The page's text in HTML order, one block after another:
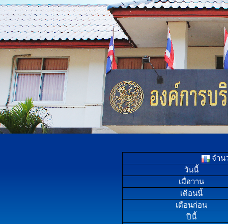
จำน
วันนี้
เมื่อวาน
เดือนนี้
เดือนก่อน
ปีนี้